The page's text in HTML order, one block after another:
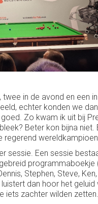
in de avond en een
echter konden we
Zo kwam ik uit bij
Beter kon bijna
regerend
sessie. Een sessie
Stephen, Steve,
dan hoor het
iets zachter wilden zetten.